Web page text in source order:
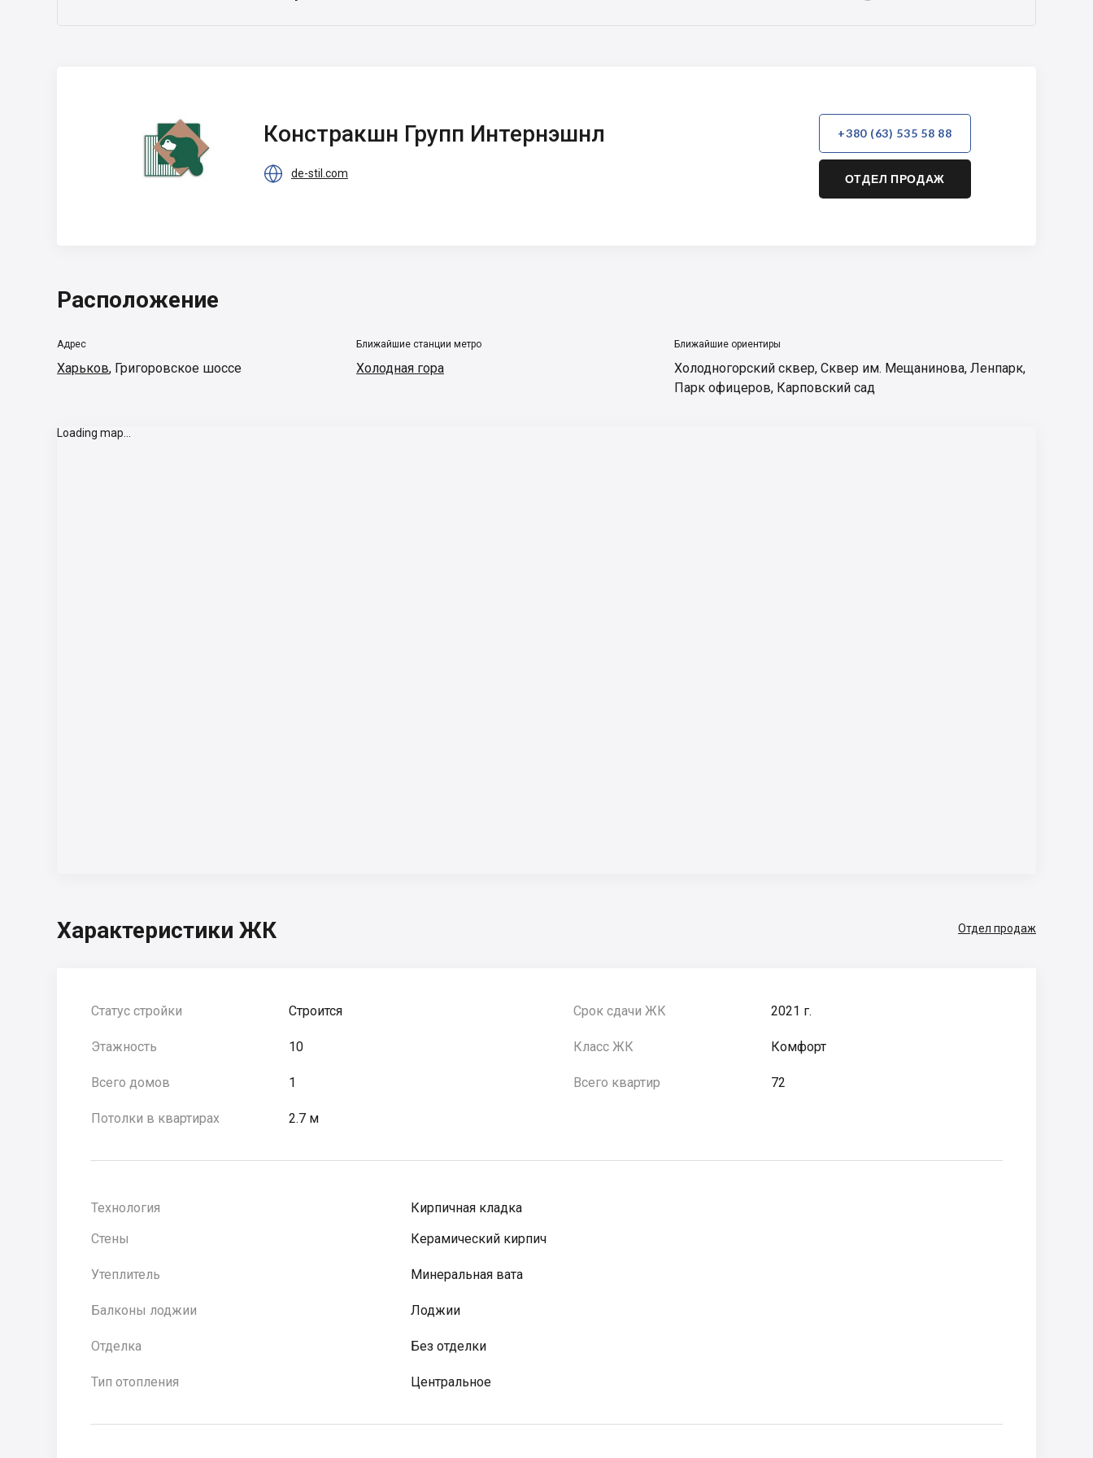
Интернэшнл
Констракшн Групп Интернэшнл
 de-stil.com
+380 (63) 535 58 88
ОТДЕЛ ПРОДАЖ
Расположение
Адрес
Харьков, Григоровское шоссе
Ближайшие станции метро
Холодная гора
Ближайшие ориентиры
Холодногорский сквер, Сквер им. Мещанинова, Ленпарк,
Парк офицеров, Карповский сад
Loading map...
Характеристики ЖК Отдел продаж
Статус стройки Строится Срок сдачи ЖК 2021 г.
Этажность 10 Класс ЖК Комфорт
Всего домов 1 Всего квартир 72
Потолки в квартирах 2.7 м
Технология
Кирпичная кладка
Стены
Керамический кирпич
Утеплитель Минеральная вата
Балконы лоджии Лоджии
Отделка Без отделки
Тип отопления Центральное